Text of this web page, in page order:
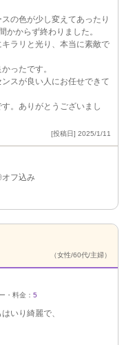
の色が少し変えてあったり
かからず終わりました。
ラリと光り、本当に素敵で
ったです。
スが良い人にお任せできて
。ありがとうございまし
[投稿日] 2025/1/11
オフ込み
（女性/60代/主婦）
・料金： 5
いり綺麗で、